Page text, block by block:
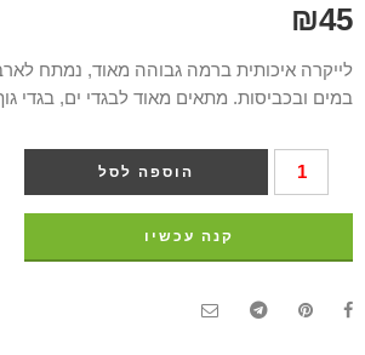
₪45
לייקרה איכותית ברמה גבוהה מאוד, נמתח
במים ובכביסות. מתאים מאוד לבגדי ים, בגדי
הוספה לסל
קנה עכשיו